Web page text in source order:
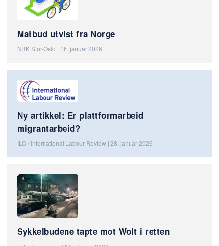
Matbud utvist fra Norge
NRK Stor-Oslo | 16. januar 2026
Ny artikkel: Er plattformarbeid
migrantarbeid?
ILO / International Labour Review | 28. januar 2026
Sykkelbudene tapte mot Wolt i retten